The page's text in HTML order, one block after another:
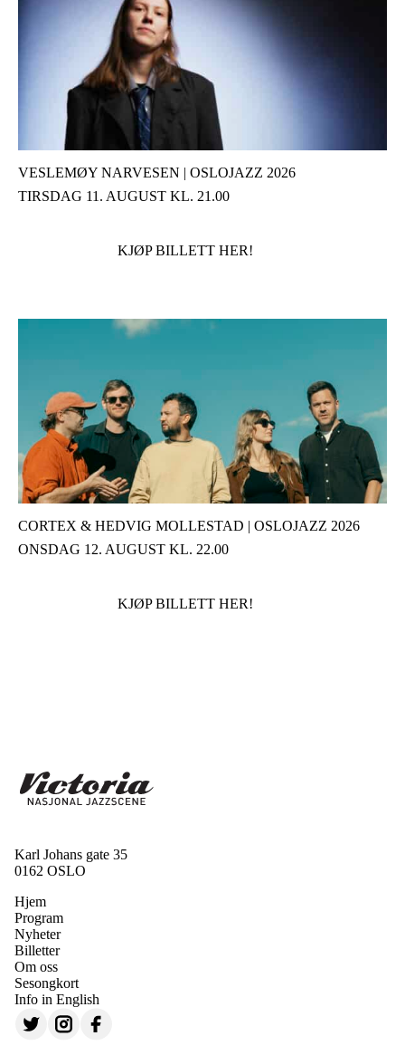
VESLEMØY NARVESEN | OSLOJAZZ 2026
TIRSDAG 11. AUGUST KL. 21.00
KJØP BILLETT HER!
CORTEX & HEDVIG MOLLESTAD | OSLOJAZZ 2026
ONSDAG 12. AUGUST KL. 22.00
KJØP BILLETT HER!
Karl Johans gate 35
0162 OSLO
Hjem
Program
Nyheter
Billetter
Om oss
Sesongkort
Info in English